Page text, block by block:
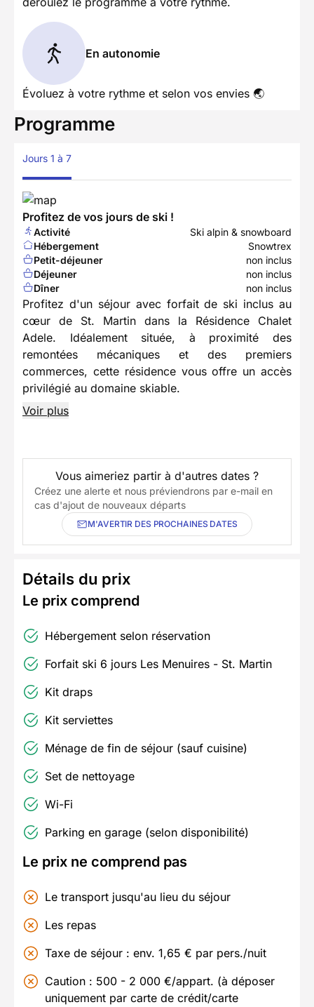
En autonomie
Évoluez à votre rythme et selon vos envies 🌏
Programme
Jours 1 à 7
Profitez de vos jours de ski !
Activité
Ski alpin & snowboard
Hébergement
Snowtrex
Petit-déjeuner
non inclus
Déjeuner
non inclus
Dîner
non inclus
Profitez d'un séjour avec forfait de ski inclus au
cœur de St. Martin dans la Résidence Chalet
Adele. Idéalement située, à proximité des
remontées mécaniques et des premiers
commerces, cette résidence vous offre un accès
privilégié au domaine skiable.
Voir plus
Vous aimeriez partir à d'autres dates ?
Créez une alerte et nous préviendrons par e-mail en
cas d'ajout de nouveaux départs
M'AVERTIR DES PROCHAINES DATES
Détails du prix
Le prix comprend
Hébergement selon réservation
Forfait ski 6 jours Les Menuires - St. Martin
Kit draps
Kit serviettes
Ménage de fin de séjour (sauf cuisine)
Set de nettoyage
Wi-Fi
Parking en garage (selon disponibilité)
Le prix ne comprend pas
Le transport jusqu'au lieu du séjour
Les repas
Taxe de séjour : env. 1,65 € par pers./nuit
Caution : 500 - 2 000 €/appart. (à déposer
uniquement par carte de crédit/carte